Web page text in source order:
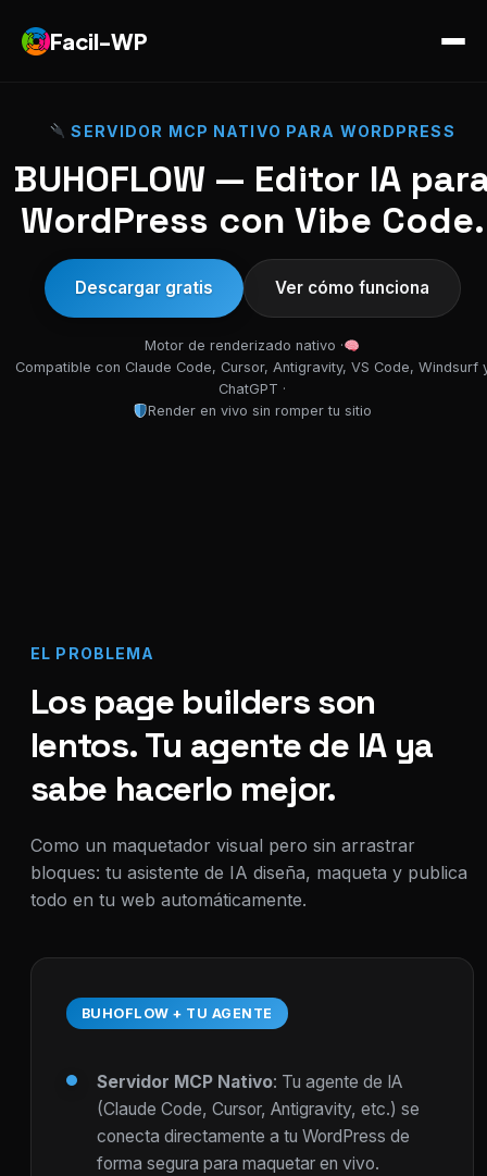
Facil-WP
SERVIDOR MCP NATIVO PARA WORDPRESS
BUHOFLOW — Editor IA
WordPress con Vibe Code.
Descargar gratis Ver cómo funciona
Motor de renderizado nativo ·
Compatible con Claude Code, Cursor, Antigravity, VS Code, Windsurf
ChatGPT ·
Render en vivo sin romper tu sitio
EL PROBLEMA
Los page builders son
lentos. Tu agente de IA ya
sabe hacerlo mejor.
Como un maquetador visual pero sin arrastrar
bloques: tu asistente de IA diseña, maqueta y publica
todo en tu web automáticamente.
BUHOFLOW + TU AGENTE
Servidor MCP Nativo: Tu agente de IA
(Claude Code, Cursor, Antigravity, etc.) se
conecta directamente a tu WordPress de
forma segura para maquetar en vivo.